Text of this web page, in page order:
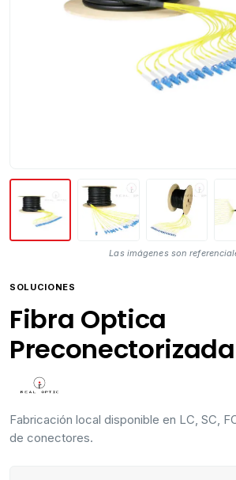
Las imágenes son
SOLUCIONES
Fibra Optica
Preconectorizada
Fabricación local disponible en LC, SC,
de conectores.